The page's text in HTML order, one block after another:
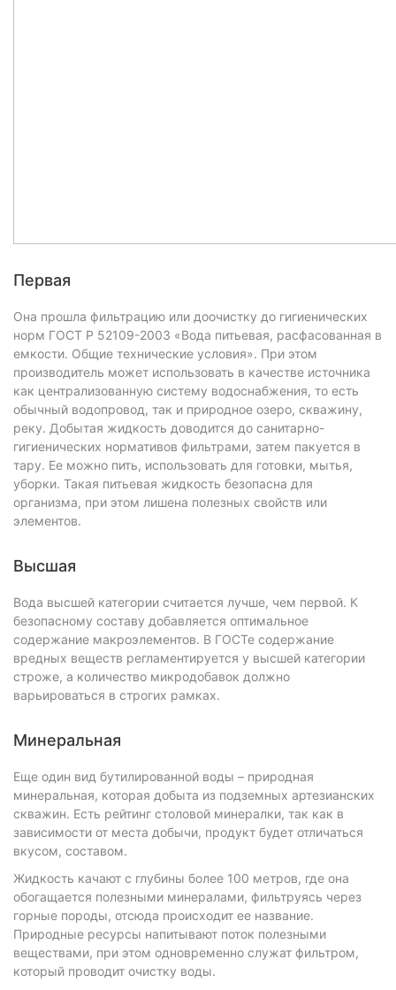
Первая
Она прошла фильтрацию или доочистку до гигиенических
норм ГОСТ Р 52109-2003 «Вода питьевая, расфасованная в
емкости. Общие технические условия». При этом
производитель может использовать в качестве источника
как централизованную систему водоснабжения, то есть
обычный водопровод, так и природное озеро, скважину,
реку. Добытая жидкость доводится до санитарно-
гигиенических нормативов фильтрами, затем пакуется в
тару. Ее можно пить, использовать для готовки, мытья,
уборки. Такая питьевая жидкость безопасна для
организма, при этом лишена полезных свойств или
элементов.
Высшая
Вода высшей категории считается лучше, чем первой. К
безопасному составу добавляется оптимальное
содержание макроэлементов. В ГОСТе содержание
вредных веществ регламентируется у высшей категории
строже, а количество микродобавок должно
варьироваться в строгих рамках.
Минеральная
Еще один вид бутилированной воды – природная
минеральная, которая добыта из подземных артезианских
скважин. Есть рейтинг столовой минералки, так как в
зависимости от места добычи, продукт будет отличаться
вкусом, составом.
Жидкость качают с глубины более 100 метров, где она
обогащается полезными минералами, фильтруясь через
горные породы, отсюда происходит ее название.
Природные ресурсы напитывают поток полезными
веществами, при этом одновременно служат фильтром,
который проводит очистку воды.